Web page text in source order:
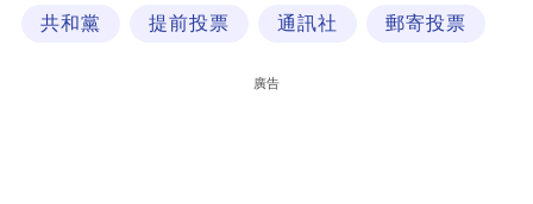
技
共和黨 提前投票 通訊社 郵寄投票
廣告